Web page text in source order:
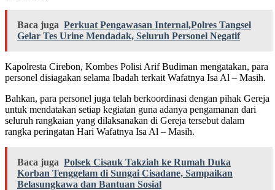
Baca juga Perkuat Pengawasan Internal,Polres Tangsel
Gelar Tes Urine Mendadak, Seluruh Personel Negatif
Kapolresta Cirebon, Kombes Polisi Arif Budiman mengatakan, para
personel disiagakan selama Ibadah terkait Wafatnya Isa Al – Masih.
Bahkan, para personel juga telah berkoordinasi dengan pihak Gereja
untuk mendatakan setiap kegiatan guna adanya pengamanan dari
seluruh rangkaian yang dilaksanakan di Gereja tersebut dalam
rangka peringatan Hari Wafatnya Isa Al – Masih.
Baca juga Polsek Cisauk Takziah ke Rumah Duka
Korban Tenggelam di Sungai Cisadane, Sampaikan
Belasungkawa dan Bantuan Sosial